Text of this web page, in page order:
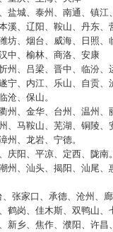
盐城、泰州、南通、镇江
溪、辽阳、鞍山、丹东
坊、烟台、威海、日照
中、榆林、商洛、安康
州、吕梁、晋中、临汾、
宁、内江、乐山、自贡
沧、保山。
州、金华、台州、温州、
、马鞍山、芜湖、铜陵
州、龙岩、宁德。
庆阳、平凉、定西、陇南
州、汕头、揭阳、汕尾
张家口、承德、沧州、
鹤岗、佳木斯、双鸭山
新乡、焦作、濮阳、许